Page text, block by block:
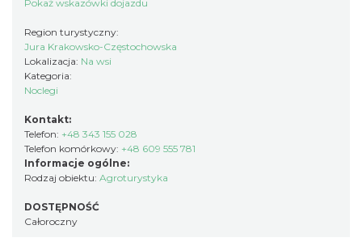
Pokaż wskazówki dojazdu
Region turystyczny:
Jura Krakowsko-Częstochowska
Lokalizacja: Na wsi
Kategoria:
Noclegi
Kontakt:
Telefon: +48 343 155 028
Telefon komórkowy: +48 609 555 781
Informacje ogólne:
Rodzaj obiektu: Agroturystyka
DOSTĘPNOŚĆ
Całoroczny